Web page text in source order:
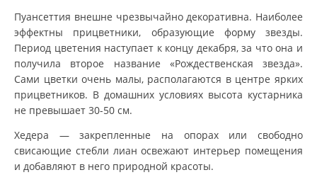
Пуансеттия внешне чрезвычайно декоративна. Наиболее
эффектны прицветники, образующие форму звезды.
Период цветения наступает к концу декабря, за что она и
получила второе название «Рождественская звезда».
Сами цветки очень малы, располагаются в центре ярких
прицветников. В домашних условиях высота кустарника
не превышает 30-50 см.
Хедера — закрепленные на опорах или свободно
свисающие стебли лиан освежают интерьер помещения
и добавляют в него природной красоты.